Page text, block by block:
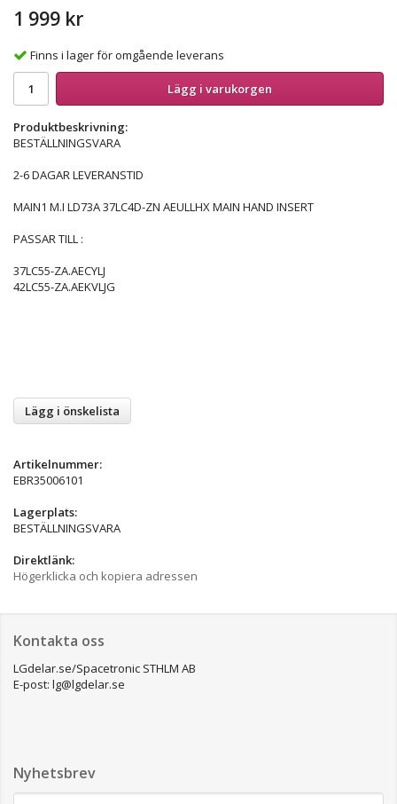
1 999 kr
Finns i lager för omgående leverans
Lägg i varukorgen
Produktbeskrivning:
BESTÄLLNINGSVARA
2-6 DAGAR LEVERANSTID
MAIN1 M.I LD73A 37LC4D-ZN AEULLHX MAIN HAND INSERT
PASSAR TILL :
37LC55-ZA.AECYLJ
42LC55-ZA.AEKVLJG
Lägg i önskelista
Artikelnummer:
EBR35006101
Lagerplats:
BESTÄLLNINGSVARA
Direktlänk:
Högerklicka och kopiera adressen
Kontakta oss
LGdelar.se/Spacetronic STHLM AB
E-post: lg@lgdelar.se
Nyhetsbrev